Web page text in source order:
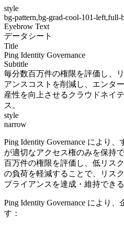
style
bg-pattern,bg-grad-cool-101-left,full-
Eyebrow Text
データシート
Title
Ping Identity Governance
Subtitle
毎分数百万件の権限を評価し、
アンスコストを削減し、エンタ
産性を向上させるクラウドネイ
ス。
style
narrow
Ping Identity Governance により
が適切なアクセス権のみを保持
百万件の権限を評価し、低リス
の負荷を軽減することで、リス
プライアンスを達成・維持でき
Ping Identity Governance により
す：